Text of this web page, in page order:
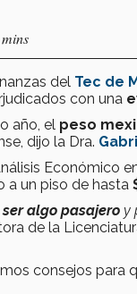
del Tec de
con una
año, el peso
dijo la Dra.
Económico
a un piso de hasta
algo pasajero y
de la
consejos para